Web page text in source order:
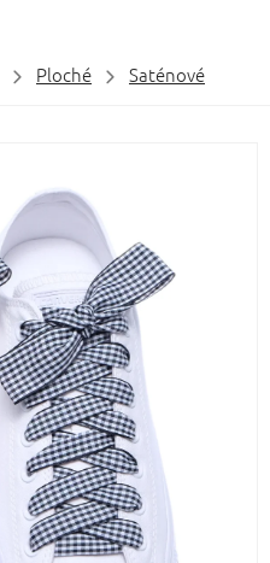
Ploché Saténové